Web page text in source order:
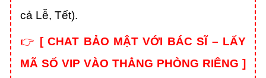
cả Lễ, Tết).
👉 [CHAT BẢO MẬT VỚI BÁC SĨ – LẤY
MÃ SỐ VIP VÀO THẲNG PHÒNG RIÊNG ]